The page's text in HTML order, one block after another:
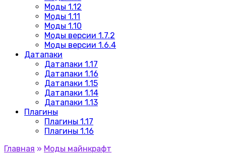
Моды 1.12
Моды 1.11
Моды 1.10
Моды версии 1.7.2
Моды версии 1.6.4
Датапаки
Датапаки 1.17
Датапаки 1.16
Датапаки 1.15
Датапаки 1.14
Датапаки 1.13
Плагины
Плагины 1.17
Плагины 1.16
Главная » Моды майнкрафт